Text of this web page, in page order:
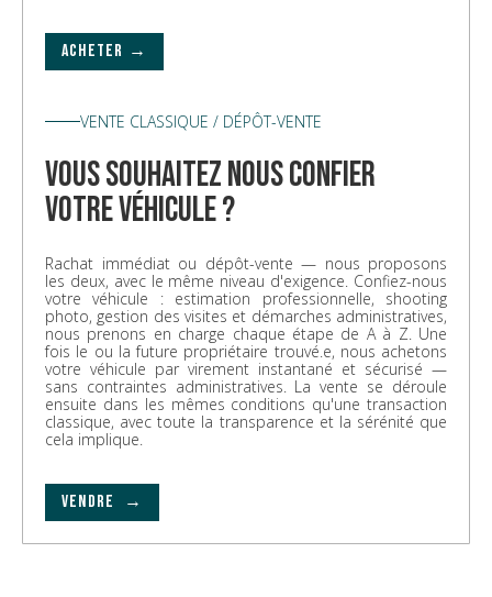
ACHETER →
VENTE CLASSIQUE / DÉPÔT-VENTE
vous souhaitez nous confier
votre véhicule ?
Rachat immédiat ou dépôt-vente — nous proposons
les deux, avec le même niveau d'exigence. Confiez-nous
votre véhicule : estimation professionnelle, shooting
photo, gestion des visites et démarches administratives,
nous prenons en charge chaque étape de A à Z. Une
fois le ou la future propriétaire trouvé.e, nous achetons
votre véhicule par virement instantané et sécurisé —
sans contraintes administratives. La vente se déroule
ensuite dans les mêmes conditions qu'une transaction
classique, avec toute la transparence et la sérénité que
cela implique.
VENDRE →